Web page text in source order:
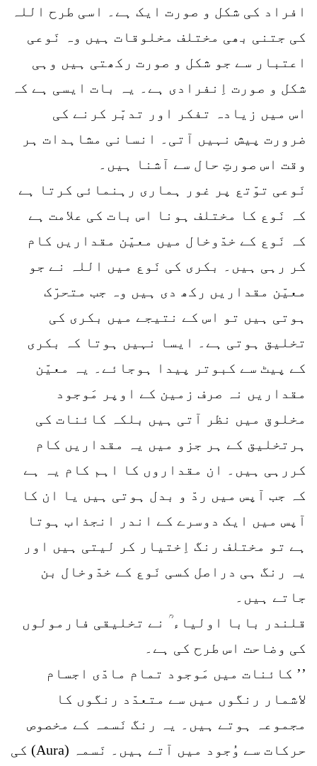
افراد کی شکل و صورت ایک ہے۔ اسی طرح اللہ
کی جتنی بھی مختلف مخلوقات ہیں وہ نَوعی
اعتبار سے جو شکل و صورت رکھتی ہیں وہی
شکل و صورت اِنفرادی ہے۔ یہ بات ایسی ہے کہ
اس میں زیادہ تفکر اور تدبّر کرنے کی
ضرورت پیش نہیں آتی۔ انسانی مشاہدات ہر
وقت اس صورتِ حال سے آشنا ہیں۔
نَوعی توّتع پر غور ہماری رہنمائی کرتا ہے
کہ نَوع کا مختلف ہونا اس بات کی علامت ہے
کہ نَوع کے خدّوخال میں معیّن مقداریں کام
کر رہی ہیں۔ بکری کی نَوع میں اللہ نے جو
معیّن مقداریں رکھ دی ہیں وہ جب متحرّک
ہوتی ہیں تو اس کے نتیجے میں بکری کی
تخلیق ہوتی ہے۔ ایسا نہیں ہوتا کہ بکری
کے پیٹ سے کبوتر پیدا ہوجائے۔ یہ معیّن
مقداریں نہ صرف زمین کے اوپر مَوجود
مخلوق میں نظر آتی ہیں بلکہ کائنات کی
ہرتخلیق کے ہر جزو میں یہ مقداریں کام
کررہی ہیں۔ ان مقداروں کا اہم کام یہ ہے
کہ جب آپس میں ردّ و بدل ہوتی ہیں یا ان کا
آپس میں ایک دوسرے کے اندر انجذاب ہوتا
ہے تو مختلف رنگ اِختیار کر لیتی ہیں اور
یہ رنگ ہی دراصل کسی نَوع کے خدّوخال بن
جاتے ہیں۔
قلندر بابا اولیاء ؒ نے تخلیقی فارمولوں
کی وضاحت اس طرح کی ہے۔
’’ کائنات میں مَوجود تمام مادّی اجسام
لاشمار رنگوں میں سے متعدّد رنگوں کا
مجموعہ ہوتے ہیں۔ یہ رنگ نَسمہ کے مخصوص
حرکات سے وُجود میں آتے ہیں۔ نَسمہ (Aura) کی